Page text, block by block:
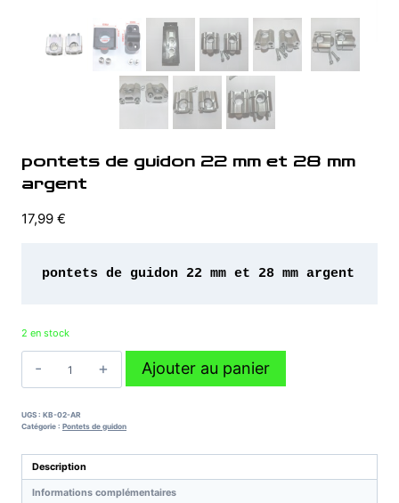
pontets de guidon 22 mm et 28 mm
argent
17,99 €
pontets de guidon 22 mm et 28 mm argent
2 en stock
de
guidon
mm
et
28
Ajouter au panier
UGS : KB-02-AR
Catégorie : Pontets de guidon
Description
Informations complémentaires